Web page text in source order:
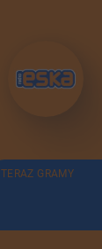
TERAZ GRAMY